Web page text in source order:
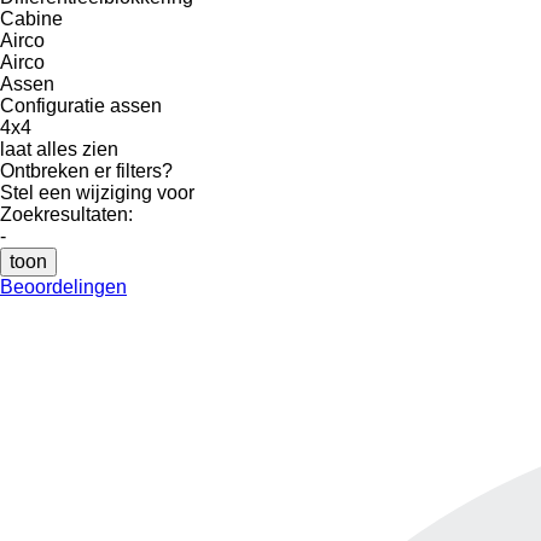
Cabine
Airco
Airco
Assen
Configuratie assen
4x4
laat alles zien
Ontbreken er filters?
Stel een wijziging voor
Zoekresultaten:
-
toon
Beoordelingen